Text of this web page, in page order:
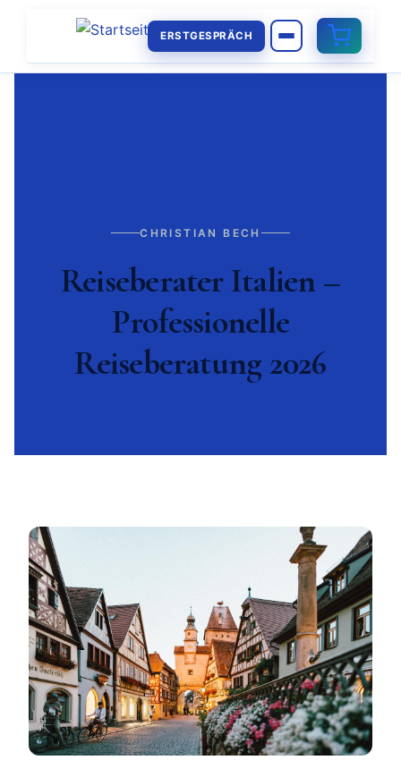
ERSTGESPRÄCH
CHRISTIAN BECH
Reiseberater Italien –
Professionelle
Reiseberatung 2026